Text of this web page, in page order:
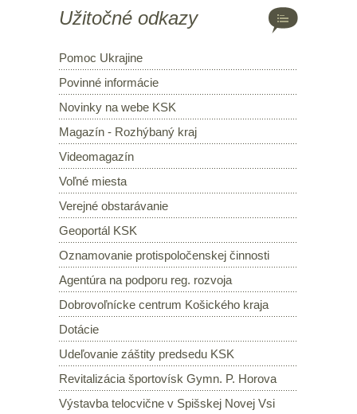
Užitočné odkazy
Pomoc Ukrajine
Povinné informácie
Novinky na webe KSK
Magazín - Rozhýbaný kraj
Videomagazín
Voľné miesta
Verejné obstarávanie
Geoportál KSK
Oznamovanie protispoločenskej činnosti
Agentúra na podporu reg. rozvoja
Dobrovoľnícke centrum Košického kraja
Dotácie
Udeľovanie záštity predsedu KSK
Revitalizácia športovísk Gymn. P. Horova
Výstavba telocvične v Spišskej Novej Vsi